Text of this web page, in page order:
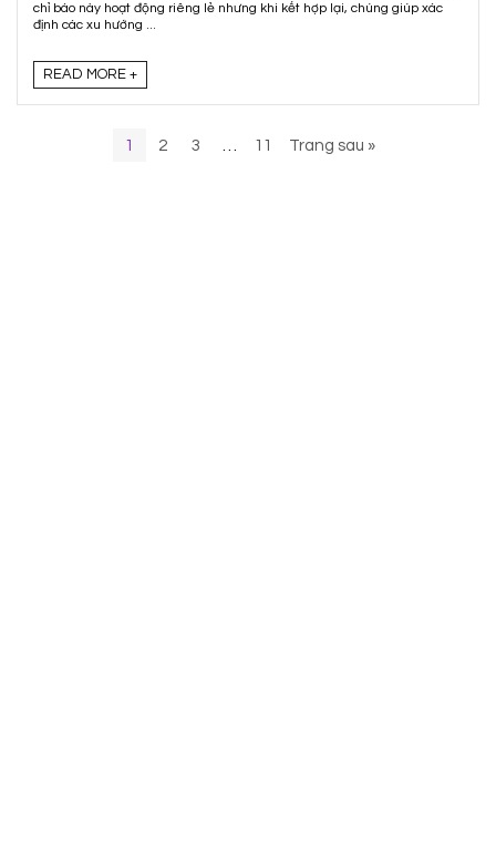
chỉ báo này hoạt động riêng lẻ nhưng khi kết hợp lại, chúng giúp xác
định các xu hướng ...
READ MORE +
1 2 3 11 Trang sau »